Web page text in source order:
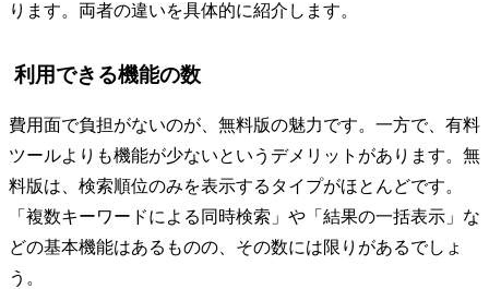
ります。両者の違いを具体的に紹介します。
利用できる機能の数
費用面で負担がないのが、無料版の魅力です。一方で、有料
ツールよりも機能が少ないというデメリットがあります。無
料版は、検索順位のみを表示するタイプがほとんどです。
「複数キーワードによる同時検索」や「結果の一括表示」な
どの基本機能はあるものの、その数には限りがあるでしょ
う。